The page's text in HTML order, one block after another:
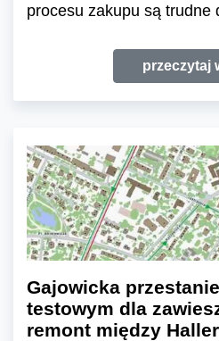
procesu zakupu są trudne
przeczytaj
Gajowicka
testowym dla
remont między